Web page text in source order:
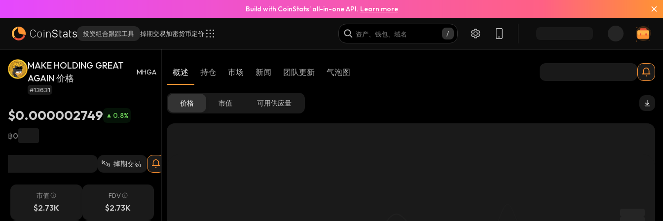
Build with CoinStats’ all-in-one API. Learn more
投资组合跟踪工具 掉期交易加密货币定价
MAKE HOLDING GREAT
AGAIN 价格
MHGA
#13631
$0.000002749 0.8%
฿0
掉期交易
市值
$2.73K
FDV
$2.73K
概述 持仓 市场 新闻 团队更新 气泡图
价格 市值 可用供应量